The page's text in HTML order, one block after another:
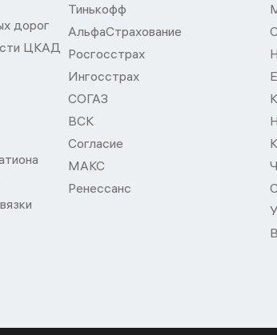
дорог
ЦКАД
Тинькофф
АльфаСтрахование
Росгосстрах
Ингосстрах
СОГАЗ
ВСК
Согласие
МАКС
Ренессанс